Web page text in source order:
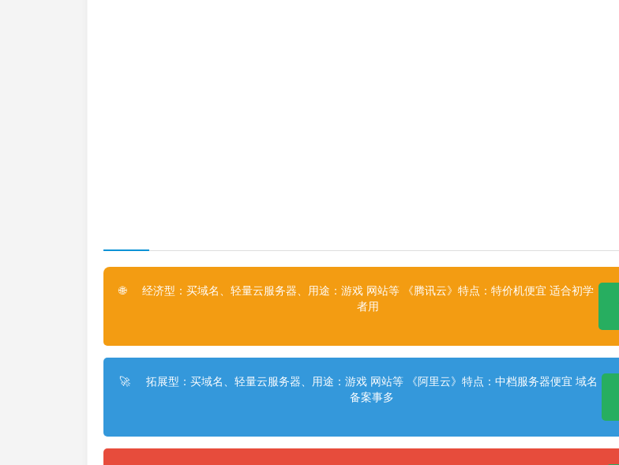
🌐
经济型：买域名、轻量云服务器、用途：游戏 网站等 《腾讯云》特点：特价机便宜 适合初学
者用
🚀
拓展型：买域名、轻量云服务器、用途：游戏 网站等 《阿里云》特点：中档服务器便宜 域名
备案事多